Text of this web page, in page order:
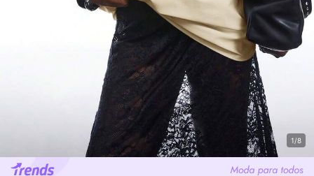
1/8